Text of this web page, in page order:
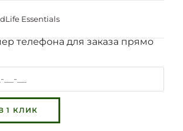
Essentials
телефона для заказа прямо